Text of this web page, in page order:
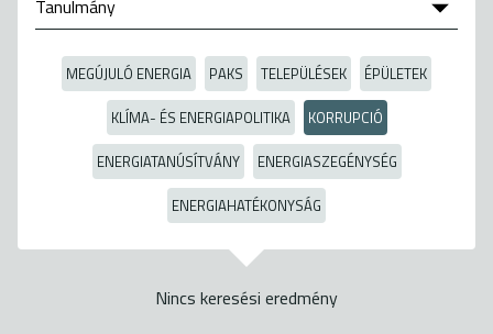
MEGÚJULÓ ENERGIA PAKS TELEPÜLÉSEK
ÉPÜLETEK
KLÍMA- ÉS ENERGIAPOLITIKA
KORRUPCIÓ
ENERGIATANÚSÍTVÁNY
ENERGIASZEGÉNYSÉG
ENERGIAHATÉKONYSÁG
Nincs keresési eredmény